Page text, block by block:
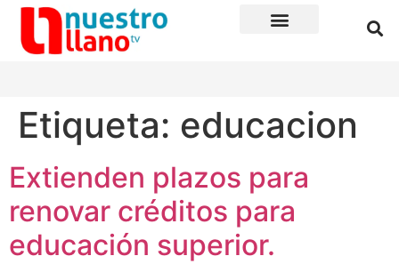
Etiqueta: educacion
Extienden plazos para
renovar créditos para
educación superior.